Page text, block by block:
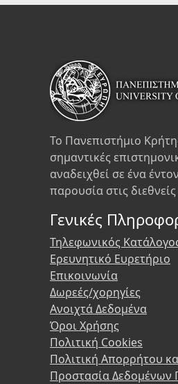
Το Πανεπιστήμιο
σημαντικές
αναδειχθεί σε ένα
παρουσία στις
Γενικές
Τηλεφωνικός
Ερευνητικό Ευρετήριο
Επικοινωνία
Δωρεές/χορηγίες
Ανοιχτά Δεδομένα
Όροι Χρήσης
Πολιτική Cookies
Πολιτική Απορρήτου
Προστασία